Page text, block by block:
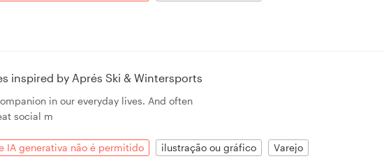
inspired by Aprés Ski & Wintersports
in our everyday lives. And often
social m
IA generativa não é permitido ilustração ou gráfico Varejo